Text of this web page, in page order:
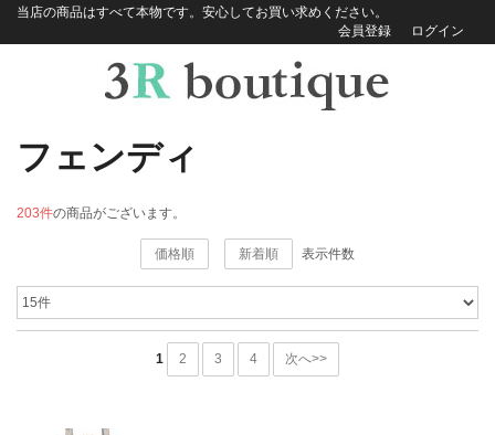
当店の商品はすべて本物です。安心してお買い求めください。
会員登録
ログイン
フェンディ
203件の商品がございます。
価格順 新着順 表示件数
1 2 3 4 次へ>>